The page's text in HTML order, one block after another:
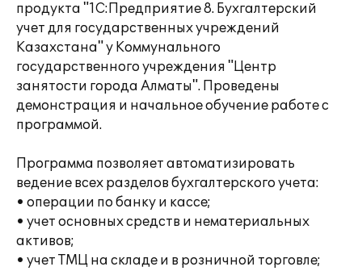
продукта "1С:Предприятие 8. Бухгалтерский
учет для государственных учреждений
Казахстана" у Коммунального
государственного учреждения "Центр
занятости города Алматы". Проведены
демонстрация и начальное обучение работе с
программой.
Программа позволяет автоматизировать
ведение всех разделов бухгалтерского учета:
• операции по банку и кассе;
• учет основных средств и нематериальных
активов;
• учет ТМЦ на складе и в розничной торговле;